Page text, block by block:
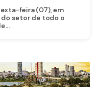
feira (07), em
setor de todo o